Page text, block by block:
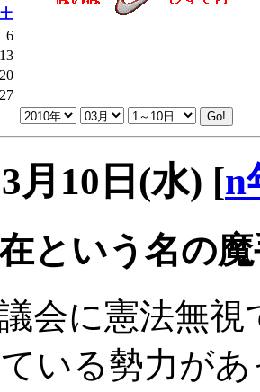
土
6
13
20
27
月10日(水) [n
という名の
会に憲法無
いる勢力が